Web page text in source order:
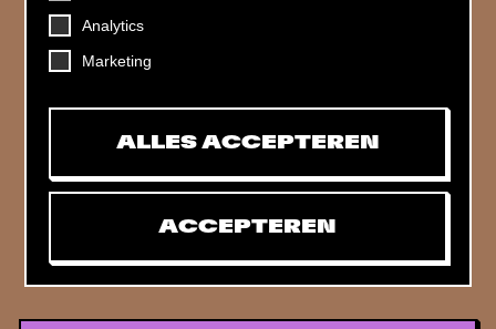
Analytics
Marketing
ALLES ACCEPTEREN
ACCEPTEREN
CONTACT
Helling 7, 3523 CB Utrecht
Toegankelijkheids­verklaringMijn tickets